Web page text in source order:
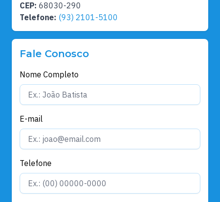
CEP: 68030-290
Telefone: (93) 2101-5100
Fale Conosco
Nome Completo
E-mail
Telefone